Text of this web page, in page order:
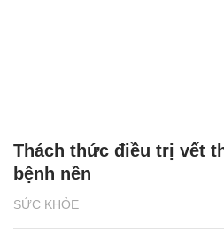
SỨC KHỎE
Thách thức điều trị vết
bệnh nền